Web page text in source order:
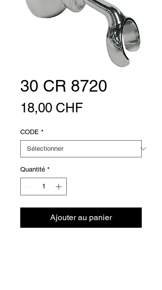
30 CR 8720
18,00 CHFPrix
CODE *
Quantité *
Ajouter au panier